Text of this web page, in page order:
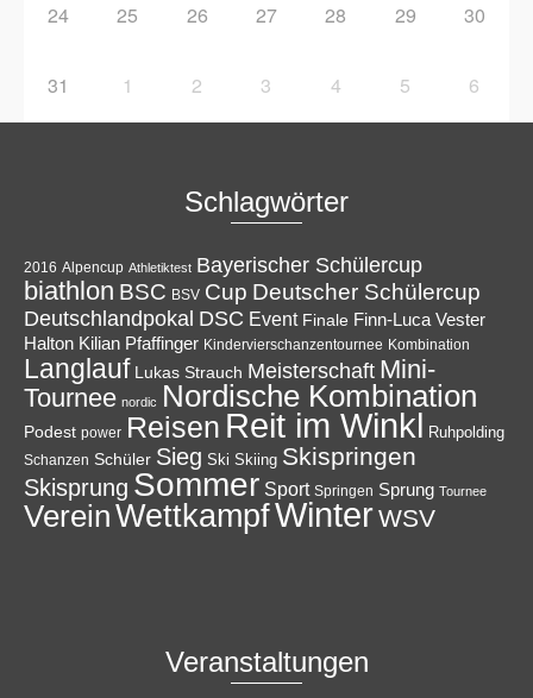
24 25 26 27 28 29 30
31 1 2 3 4 5 6
Schlagwörter
2016 Alpencup Athletiktest Bayerischer Schülercup
biathlon BSC BSV Cup Deutscher Schülercup
Deutschlandpokal DSC Event Finale Finn-Luca Vester
Halton Kilian Pfaffinger Kindervierschanzentournee Kombination
Langlauf Lukas Strauch Meisterschaft Mini-
Tournee nordic Nordische Kombination
Podest power Reisen Reit im Winkl Ruhpolding
Schanzen Schüler Sieg Ski Skiing Skispringen
Skisprung Sommer Sport Springen Sprung Tournee
VereinWettkampfWinterWSV
Veranstaltungen